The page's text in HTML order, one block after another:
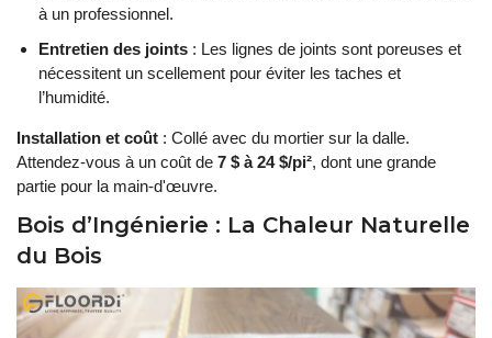
à un professionnel.
Entretien des joints : Les lignes de joints sont poreuses et
nécessitent un scellement pour éviter les taches et
l’humidité.
Installation et coût : Collé avec du mortier sur la dalle.
Attendez-vous à un coût de 7 $ à 24 $/pi², dont une grande
partie pour la main-d'œuvre.
Bois d’Ingénierie : La Chaleur Naturelle
du Bois